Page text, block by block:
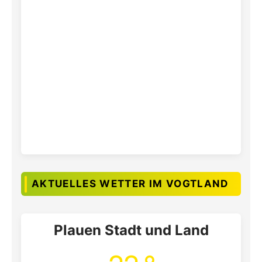
AKTUELLES WETTER IM VOGTLAND
Plauen Stadt und Land